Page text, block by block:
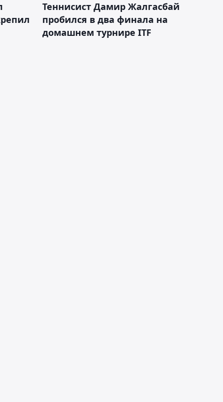
Теннисист Дамир Жалгасбай
пробился в два финала на
домашнем турнире ITF